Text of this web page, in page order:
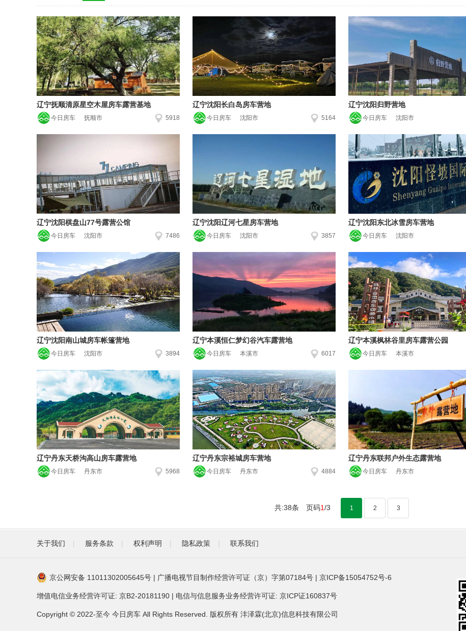
辽宁抚顺清原星空木屋房车露营基地
今日房车 抚顺市 5918
辽宁沈阳长白岛房车营地
今日房车 沈阳市 5164
辽宁沈阳归野营地
今日房车 沈阳市
辽宁沈阳棋盘山77号露营公馆
今日房车 沈阳市 7486
辽宁沈阳辽河七星房车营地
今日房车 沈阳市 3857
辽宁沈阳东北冰雪房车营地
今日房车 沈阳市
辽宁沈阳南山城房车帐篷营地
今日房车 沈阳市 3894
辽宁本溪恒仁梦幻谷汽车露营地
今日房车 本溪市 6017
辽宁本溪枫林谷里房车露营公园
今日房车 本溪市
辽宁丹东天桥沟高山房车露营地
今日房车 丹东市 5968
辽宁丹东宗裕城房车营地
今日房车 丹东市 4884
辽宁丹东联邦户外生态露营地
今日房车 丹东市
共:38条 页码1/3 1 2 3
关于我们 | 服务条款 | 权利声明 | 隐私政策 | 联系我们
京公网安备 11011302005645号 | 广播电视节目制作经营许可证（京）字第07184号 | 京ICP备15054752号-6
增值电信业务经营许可证: 京B2-20181190 | 电信与信息服务业务经营许可证: 京ICP证160837号
Copyright © 2022-至今 今日房车 All Rights Reserved. 版权所有 沣泽霖(北京)信息科技有限公司